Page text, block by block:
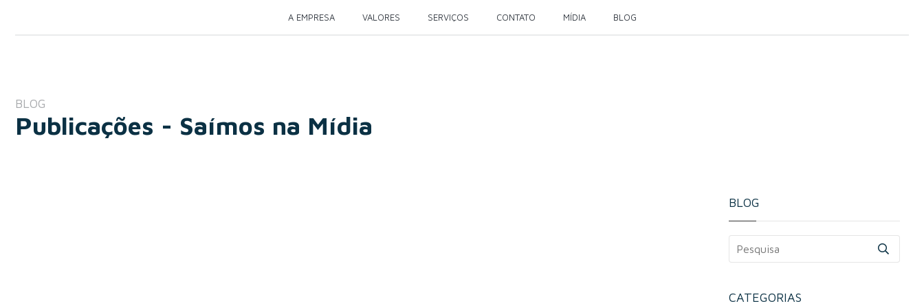
A EMPRESA VALORES SERVIÇOS CONTATO MÍDIA BLOG
BLOG
Publicações - Saímos na Mídia
BLOG
CATEGORIAS